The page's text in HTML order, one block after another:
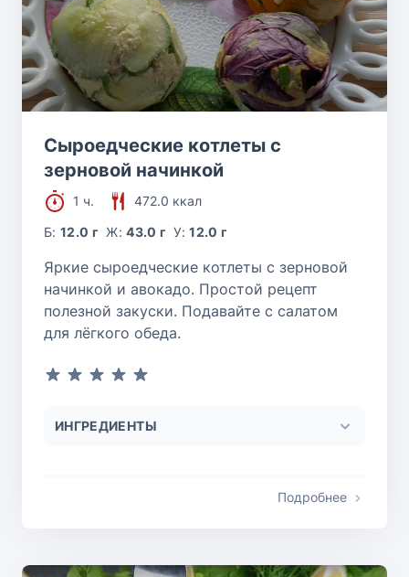
Сыроедческие котлеты с
зерновой начинкой
1 ч.
472.0 ккал
Б:12.0 г Ж:43.0 г У:12.0 г
Яркие сыроедческие котлеты с зерновой
начинкой и авокадо. Простой рецепт
полезной закуски. Подавайте с салатом
для лёгкого обеда.
ИНГРЕДИЕНТЫ
Подробнее